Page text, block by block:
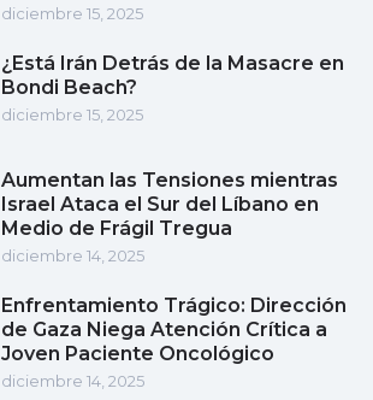
diciembre 15, 2025
¿Está Irán Detrás de la Masacre en
Bondi Beach?
diciembre 15, 2025
Aumentan las Tensiones mientras
Israel Ataca el Sur del Líbano en
Medio de Frágil Tregua
diciembre 14, 2025
Enfrentamiento Trágico: Dirección
de Gaza Niega Atención Crítica a
Joven Paciente Oncológico
diciembre 14, 2025